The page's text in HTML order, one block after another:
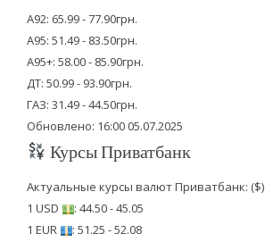
А92: 65.99 - 77.90грн.
А95: 51.49 - 83.50грн.
А95+: 58.00 - 85.90грн.
ДТ: 50.99 - 93.90грн.
ГАЗ: 31.49 - 44.50грн.
Обновлено: 16:00 05.07.2025
Курсы Приватбанк
Актуальные курсы валют Приватбанк: ($)
1 USD
: 44.50 - 45.05
1 EUR
: 51.25 - 52.08